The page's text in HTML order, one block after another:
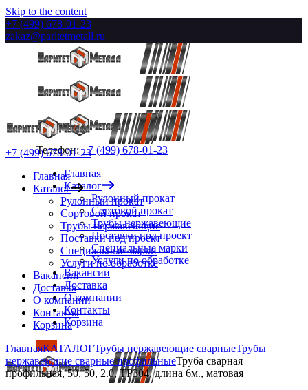
Skip to the content
+7 (499) 678-01-23
zakaz@paritetmetall.ru
Телефон:+7 (499) 678-01-23
Главная
Каталог
Рулонный прокат
Сортовой прокат
Трубы нержавеющие
Поставки под проект
Специальные марки
Услуги по обработке
Вакансии
Доставка
О компании
Контакты
Корзина
+7 (499) 678-01-23
Главная
Каталог
Рулонный прокат
Сортовой прокат
Трубы нержавеющие
Поставки под проект
Специальные марки
Услуги по обработке
Вакансии
Доставка
О компании
Контакты
Корзина
ГлавнаяКАТАЛОГТрубы нержавеющие сварныеТрубы
нержавеющие сварные профильныеТруба сварная
профильная, 50, 50, 2.0, TP304, длина 6м., матовая